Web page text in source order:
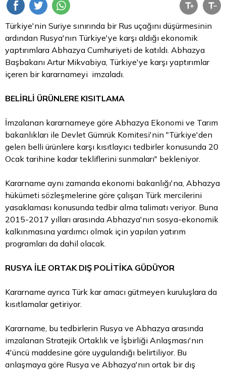
Türkiye'nin Suriye sınırında bir Rus uçağını düşürmesinin
ardından Rusya'nın Türkiye'ye karşı aldığı ekonomik
yaptırımlara Abhazya Cumhuriyeti de katıldı. Abhazya
Başbakanı Artur Mikvabiya, Türkiye'ye karşı yaptırımlar
içeren bir kararnameyi imzaladı.
BELİRLİ ÜRÜNLERE KISITLAMA
İmzalanan kararnameye göre Abhazya Ekonomi ve Tarım
bakanlıkları ile Devlet Gümrük Komitesi'nin "Türkiye'den
gelen belli ürünlere karşı kısıtlayıcı tedbirler konusunda 20
Ocak tarihine kadar tekliflerini sunmaları" bekleniyor.
Kararname aynı zamanda ekonomi bakanlığı'na, Abhazya
hükümeti sözleşmelerine göre çalışan Türk mercilerini
yasaklaması konusunda tedbir alma talimatı veriyor. Buna
2015-2017 yılları arasında Abhazya'nın sosya-ekonomik
kalkınmasına yardımcı olmak için yapılan yatırım
programları da dahil olacak.
RUSYA İLE ORTAK DIŞ POLİTİKA GÜDÜYOR
Kararname ayrıca Türk kar amacı gütmeyen kuruluşlara da
kısıtlamalar getiriyor.
Kararname, bu tedbirlerin Rusya ve Abhazya arasında
imzalanan Stratejik Ortaklık ve İşbirliği Anlaşması'nın
4'üncü maddesine göre uygulandığı belirtiliyor. Bu
anlaşmaya göre Rusya ve Abhazya'nın ortak bir dış